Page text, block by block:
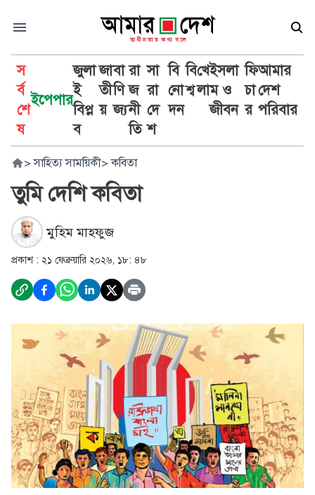
স
র্ব
শে
ষ
ইপেপার
জুলা
ই
বিপ্ল
ব
জা
তী
য়
বা
ণি
জ্য
রা
জ
নী
তি
সা
রা
দে
শ
বি
নো
দন
বি
শ্ব
খে
লা
ইসলা
ম ও
জীবন
ফি
চা
র
আমার
দেশ
পরিবার
> সাহিত্য সাময়িকী> কবিতা
তুমি দেশি কবিতা
মুহিম মাহফুজ
প্রকাশ : ২১ ফেব্রুয়ারি ২০২৬, ১৮: ৪৮